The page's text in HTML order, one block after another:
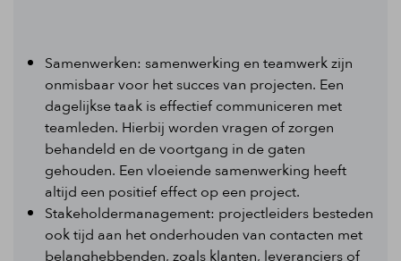
Samenwerken: samenwerking en teamwerk zijn
onmisbaar voor het succes van projecten. Een
dagelijkse taak is effectief communiceren met
teamleden. Hierbij worden vragen of zorgen
behandeld en de voortgang in de gaten
gehouden. Een vloeiende samenwerking heeft
altijd een positief effect op een project.
Stakeholdermanagement: projectleiders besteden
ook tijd aan het onderhouden van contacten met
belanghebbenden, zoals klanten, leveranciers of